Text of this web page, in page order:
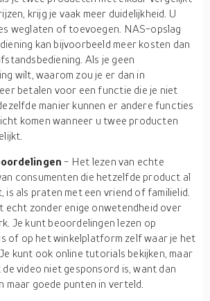
krijg je vaak meer duidelijkheid. U
weglaten of toevoegen. NAS-opslag
kan bijvoorbeeld meer kosten dan
Als je geen
wilt, waarom zou je er dan in
betalen voor een functie die je niet
manier kunnen er andere functies
komen wanneer u twee producten
- Het lezen van echte
consumenten die hetzelfde product al
is als praten met een vriend of familielid.
echt zonder enige onwetendheid over
Je kunt beoordelingen lezen op
of op het winkelplatform zelf waar je het
kunt ook online tutorials bekijken, maar
video niet gesponsord is, want dan
maar goede punten in verteld.